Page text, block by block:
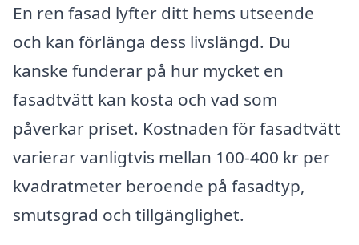
En ren fasad lyfter ditt hems utseende
och kan förlänga dess livslängd. Du
kanske funderar på hur mycket en
fasadtvätt kan kosta och vad som
påverkar priset. Kostnaden för fasadtvätt
varierar vanligtvis mellan 100-400 kr per
kvadratmeter beroende på fasadtyp,
smutsgrad och tillgänglighet.